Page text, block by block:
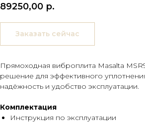
89250,00 р.
Заказать сейчас
Прямоходная виброплита Masalta
решение для эффективного
надёжность и удобство эксплуатации.
Комплектация
Инструкция по эксплуатации